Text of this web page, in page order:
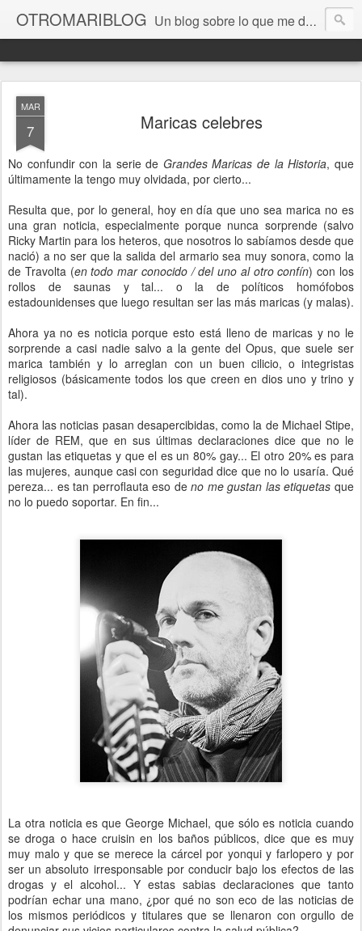
OTROMARIBLOG Un blog sobre lo que me da la gana, así en general, desde lo personal a cuestiones LGTB, vamos, mis mariconadas y esas cosas del Orgullo, la reivindicación y, en general, de reclamar las cosas que son justas y que cada cual haga lo que le venga en gana siempre que no moleste al vecino; cosas que ver, visitar... algún viaje... de todo un poco. Ah, y aquí a las chivatas no las queremos ver ni en pintura.
MAR
7 Maricas celebres
No confundir con la serie de Grandes Maricas de la Historia, que
últimamente la tengo muy olvidada, por cierto...
Resulta que, por lo general, hoy en día que uno sea marica no es
una gran noticia, especialmente porque nunca sorprende (salvo
Ricky Martin para los heteros, que nosotros lo sabíamos desde que
nació) a no ser que la salida del armario sea muy sonora, como la
de Travolta (en todo mar conocido / del uno al otro confín) con los
rollos de saunas y tal... o la de políticos homófobos
estadounidenses que luego resultan ser las más maricas (y malas).
Ahora ya no es noticia porque esto está lleno de maricas y no le
sorprende a casi nadie salvo a la gente del Opus, que suele ser
marica también y lo arreglan con un buen cilicio, o integristas
religiosos (básicamente todos los que creen en dios uno y trino y
tal).
Ahora las noticias pasan desapercibidas, como la de Michael Stipe,
líder de REM, que en sus últimas declaraciones dice que no le
gustan las etiquetas y que el es un 80% gay... El otro 20% es para
las mujeres, aunque casi con seguridad dice que no lo usaría. Qué
pereza... es tan perroflauta eso deno me gustan las etiquetas que
no lo puedo soportar. En fin...
La otra noticia es que George Michael, que sólo es noticia cuando
se droga o hace cruisin en los baños públicos, dice que es muy
muy malo y que se merece la cárcel por yonqui y farlopero y por
ser un absoluto irresponsable por conducir bajo los efectos de las
drogas y el alcohol... Y estas sabias declaraciones que tanto
podrían echar una mano, ¿por qué no son eco de las noticias de
los mismos periódicos y titulares que se llenaron con orgullo de